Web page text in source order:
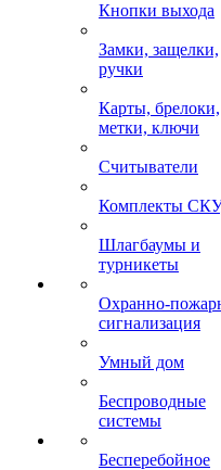
Кнопки выхода
Замки, защелки,
ручки
Карты, брелоки,
метки, ключи
Считыватели
Комплекты
Шлагбаумы и
турникеты
Охранно-
сигнализация
Умный дом
Беспроводные
системы
Бесперебойное